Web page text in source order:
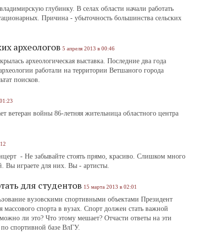
глубинку. В селах области начали работать
Причина - убыточность большинства сельских
археологов 5 апреля 2013 в 00:46
археологическая выставка. Последние два года
работали на территории Ветшаного города
поисков.
ветеран войны 86-летняя жительница областного центра
- Не забывайте стоять прямо, красиво. Слишком много
Вы играете для них. Вы - артисты.
для студентов 15 марта 2013 в 02:01
вузовскими спортивными объектами Президент
спорта в вузах. Спорт должен стать важной
ли это? Что этому мешает? Отчасти ответы на эти
спортивной базе ВлГУ.